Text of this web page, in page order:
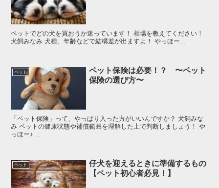
ペットでどの犬を買おうか迷っています！ 相場を教えてください！
犬飼みなみ 犬種、年齢などで結構差が出ますよ！ やっほー...
ペット
ペット保険は必要！？ 〜ペット
保険の選び方〜
「ペット保険」って、やっぱり入った方がいいんですか？ 犬飼みな
み ペットの健康状態や補償範囲を理解した上で判断しましょう！ や
っほー♪ ...
ペット
仔犬を迎えるときに準備するもの
【ペット初心者必見！】